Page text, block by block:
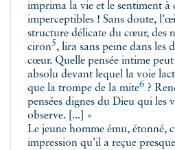
imprima la vie et le sentiment à
imperceptibles ! Sans doute,
structure délicate du cœur, des
ciron5, lira sans peine dans les
cœur. Quelle pensée intime
absolu devant lequel la voie
que la trompe de la mite6 ?
pensées dignes du Dieu qui les
observe. [...] »
Le jeune homme ému, étonné,
impression qu'il a reçue